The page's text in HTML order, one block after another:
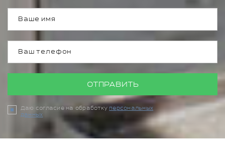
ОТПРАВИТЬ
Даю согласие на обработкуперсональных
данных